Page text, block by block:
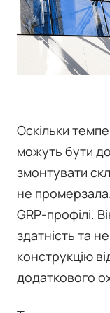
Оскільки
можуть бути
змонтувати
не
GRP-профілі.
здатність та
конструкцію
додаткового